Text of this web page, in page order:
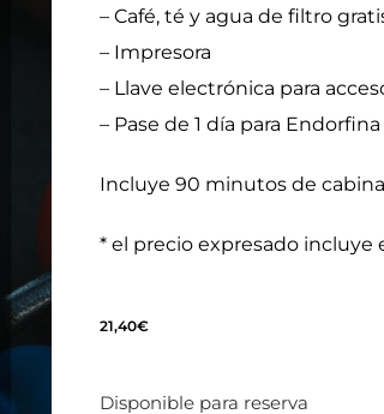
– Café, té y agua de filtro
– Impresora
– Llave electrónica para
– Pase de 1 día para
Incluye 90 minutos de
* el precio expresado incluye
21,40€
Disponible para reserva